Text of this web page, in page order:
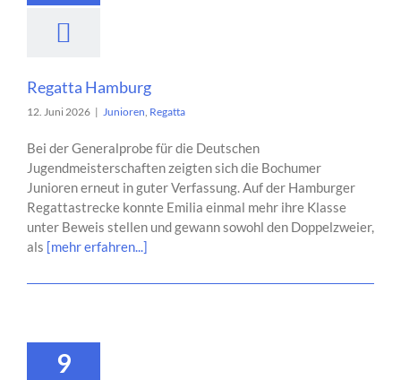
Regatta Hamburg
12. Juni 2026 | Junioren, Regatta
Bei der Generalprobe für die Deutschen
Jugendmeisterschaften zeigten sich die Bochumer
Junioren erneut in guter Verfassung. Auf der Hamburger
Regattastrecke konnte Emilia einmal mehr ihre Klasse
unter Beweis stellen und gewann sowohl den Doppelzweier,
als [mehr erfahren...]
9